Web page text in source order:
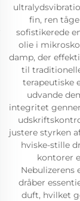
fin, ren
sofistikerede
olie i
damp, der
til
terapeutiske
udvande
integritet
justere styrken
hviske-stille
kontorer
Nebulizerens
dråber
duft, hvilket